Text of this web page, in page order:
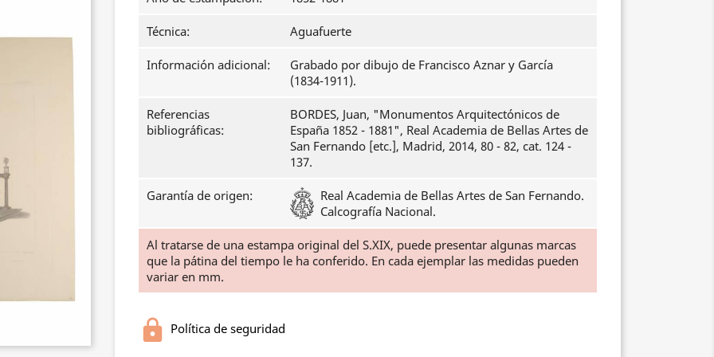
Técnica: Aguafuerte
Información adicional:
Grabado por dibujo de Francisco Aznar y García
(1834-1911).
Referencias
bibliográficas:
BORDES, Juan, "Monumentos Arquitectónicos de
España 1852 - 1881", Real Academia de Bellas Artes de
San Fernando [etc.], Madrid, 2014, 80 - 82, cat. 124 -
137.
Garantía de origen:
Real Academia de Bellas Artes de San Fernando.
Calcografía Nacional.
Al tratarse de una estampa original del S.XIX, puede presentar algunas marcas
que la pátina del tiempo le ha conferido. En cada ejemplar las medidas pueden
variar en mm.
Política de seguridad